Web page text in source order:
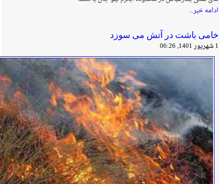
ادامه خبر...
خامی باشت در آتش می سوزد
1 شهریور 1401, 06:26